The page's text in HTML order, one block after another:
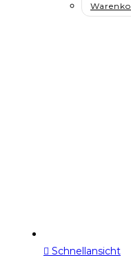
Schnellansicht